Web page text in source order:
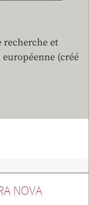
recherche et
(créé
NOVA